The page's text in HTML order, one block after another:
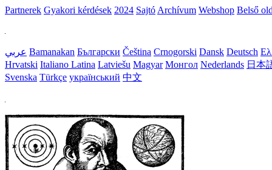
Partnerek Gyakori kérdések 2024 Sajtó Archívum Webshop Belső
عربي Bamanakan Български Čeština Crnogorski Dansk Deutsch
Hrvatski Italiano Latina Latviešu Magyar Монгол Nederlands 日本
Svenska Türkçe український 中文